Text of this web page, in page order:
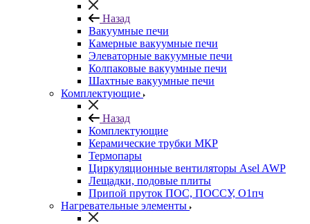
Назад
Вакуумные печи
Камерные вакуумные печи
Элеваторные вакуумные печи
Колпаковые вакуумные печи
Шахтные вакуумные печи
Комплектующие
Назад
Комплектующие
Керамические трубки МКР
Термопары
Циркуляционные вентиляторы Asel AWP
Лещадки, подовые плиты
Припой пруток ПОС, ПОССУ, О1пч
Нагревательные элементы